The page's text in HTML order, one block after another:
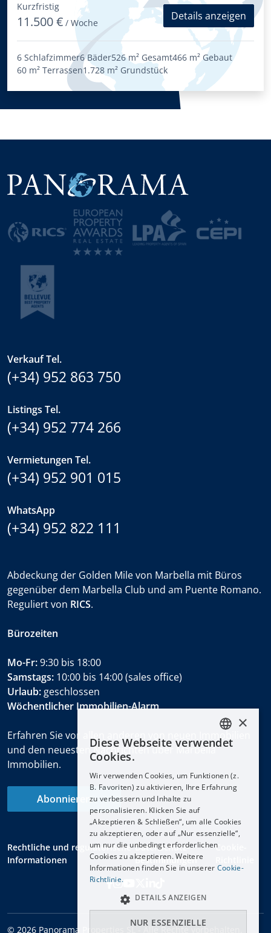
Kurzfristig
11.500 € / Woche
Details anzeigen
6 Schlafzimmer6 Bäder526 m² Gesamt466 m² Gebaut
60 m² Terrassen1.728 m² Grundstück
Verkauf Tel.
(+34) 952 863 750
Listings Tel.
(+34) 952 774 266
Vermietungen Tel.
(+34) 952 901 015
WhatsApp
(+34) 952 822 111
Abdeckung der Golden Mile von Marbella mit Büros
gegenüber dem Marbella Club und am Puente Romano.
Reguliert von RICS.
Bürozeiten
Mo-Fr:9:30 bis 18:00
Samstags: 10:00 bis 14:00 (sales office)
Urlaub: geschlossen
Wöchentlicher Immobilien-Alarm
Erfahren Sie vor allen anderen von neuen Immobilien
und den neuesten Nachrichten über Marbella
Immobilien.
Abonnieren
Rechtliche und regulatorische
Informationen
Datenschutz-
Bestimmungen
Cookie-
© 2026 Panorama Properties SL - Alle Rechte vorbehalten.
ENGLISH
DEUTSCH
NEDERLANDS
×
Diese Webseite verwendet
Cookies.
Wir verwenden Cookies, um Funktionen (z.
B. Favoriten) zu aktivieren, Ihre Erfahrung
zu verbessern und Inhalte zu
personalisieren. Klicken Sie auf
„Akzeptieren & Schließen“, um alle Cookies
zu akzeptieren, oder auf „Nur essenzielle“,
um nur die unbedingt erforderlichen
Cookies zu akzeptieren. Weitere
Informationen finden Sie in unserer Cookie-
Richtlinie.
NUR ESSENZIELLE
DETAILS ANZEIGEN